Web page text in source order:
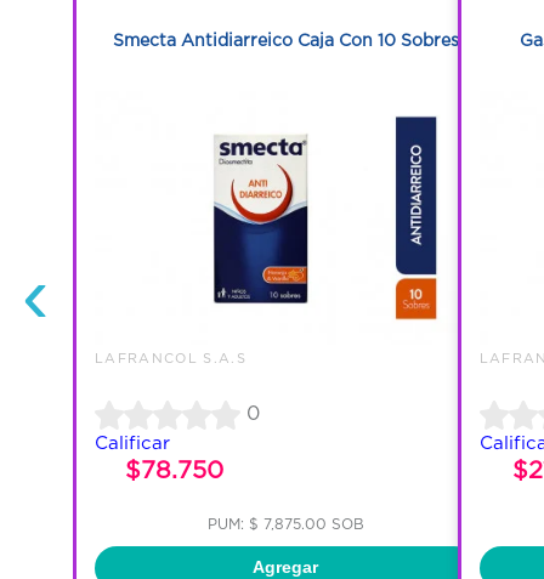
‹
Smecta Antidiarreico Caja Con 10 Sobres
LAFRANCOL S.A.S
0
Calificar
$78.750
PUM: $ 7,875.00 SOB
Agregar